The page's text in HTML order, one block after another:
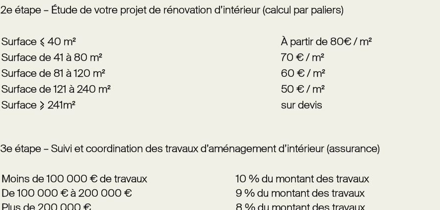
2eétape – Étude de votre projet de rénovation d’intérieur (calcul par paliers)
Surface ⩽ 40 m²
À partir de 80€ / m²
Surface de 41 à 80 m²
70 € / m²
Surface de 81 à 120 m²
60 € / m²
Surface de 121 à 240 m²
50 € / m²
Surface ⩾ 241m²
sur devis
3eétape – Suivi et coordination des travauxd’aménagement d’intérieur (assurance)
Moins de 100 000 € de travaux
10 % du montant des travaux
De 100 000 € à 200 000 €
9 % du montant des travaux
Plus de 200 000 €
8 % du montant des travaux